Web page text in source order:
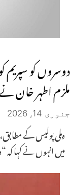
دوسروں کو
ملزم اطہر خان
جنوری 14, 2026
دہلی پولیس کے
میں انہوں نے کہا کہ